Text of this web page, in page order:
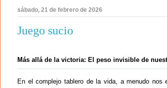
sábado, 21 de febrero de 2026
Juego sucio
Más allá de la victoria: El peso invisible de
En el complejo tablero de la vida, a menudo